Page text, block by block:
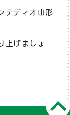
テディオ山形
上げましょ